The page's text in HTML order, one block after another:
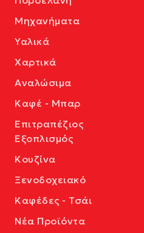
Μηχανήματα
Υαλικά
Χαρτικά
Αναλώσιμα
Καφέ - Μπαρ
Επιτραπέζιος
Εξοπλισμός
Κουζίνα
Ξενοδοχειακό
Καφέδες - Τσάι
Νέα Προϊόντα